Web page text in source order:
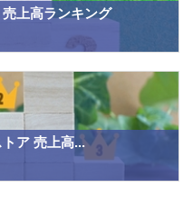
上高ランキング
トア 売上高...